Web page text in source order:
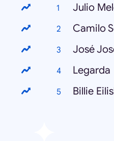
Julio
Camilo
José
Legarda
Billie